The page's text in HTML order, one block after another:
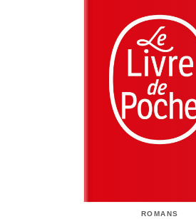
ROMANS